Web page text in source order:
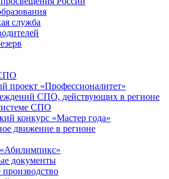
служба
проект «Профессионалитет»
СПО, действующих в регионе
СПО
конкурс «Мастер года»
движение в регионе
документы